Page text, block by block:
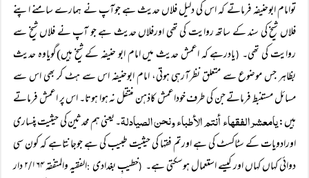
توامام ابوحنیفہ فرماتے کہ اس کی دلیل فلاں حدیث ہے جوآپ نے ہمارے سامنے اپنے
فلاں شیخ کی سند کے ساتھ روایت کی تھی اورفلاں حدیث ہے جو آپ نے فلاں شیخ سے
روایت کی تھی۔ (یادرہے کہ اعمش حدیث میں امام ابو حنیفہ کے شیخ ہیں)گویاوہ حدیث
بظاہر جس موضوع سے متعلق نظرآرہی ہوتی، امام ابوحنیفہ اس سے ہٹ کر بھی اس سے
مسائل مستنبط فرماتے جن کی طرف خوداعمش کاذہن منتقل نہ ہوا ہوتا۔ اس پر اعمش فرماتے
ہیں:یامعشرالفقہاء أنتم الأطباء ونحن الصیادلۃ۔ یعنی ہم محدثین کی حیثیت پنساری
اورادویات کے سٹاکسٹ کی ہے اورتم فقہا کی حیثیت طبیب کی ہے جوجانتاہے کہ کون سی
دوائی کہاں کہاں اور کیسے استعمال ہوسکتی ہے۔ (خطیبِ بغدادی :
الفقیہ والمتفقہ ۲/۱۶۴ دار